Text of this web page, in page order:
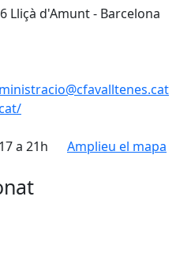
Lliçà d'Amunt - Barcelona
a 21h
Amplieu el mapa